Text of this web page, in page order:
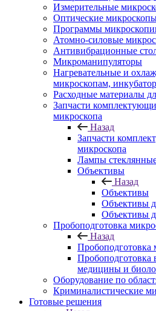
Измерительные
Оптические
Программы
Атомно-силовые
Антивибрационные
Микроманипуляторы
Нагревательные и
микроскопам,
Расходные материалы
Запчасти
микроскопа
Назад
Запчасти
микроскопа
Лампы
Объективы
Назад
Объективы
Объективы
Объективы
Пробоподготовка
Назад
Пробоподготовка
Пробоподготовка
медицины и
Оборудование по
Криминалистические
Готовые решения